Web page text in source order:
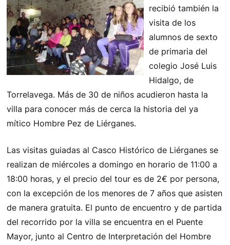
recibió también la
visita de los
alumnos de sexto
de primaria del
colegio José Luis
Hidalgo, de
Torrelavega. Más de 30 de niños acudieron hasta la
villa para conocer más de cerca la historia del ya
mítico Hombre Pez de Liérganes.
Las visitas guiadas al Casco Histórico de Liérganes se
realizan de miércoles a domingo en horario de 11:00 a
18:00 horas, y el precio del tour es de 2€ por persona,
con la excepción de los menores de 7 años que asisten
de manera gratuita. El punto de encuentro y de partida
del recorrido por la villa se encuentra en el Puente
Mayor, junto al Centro de Interpretación del Hombre